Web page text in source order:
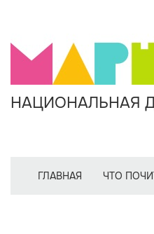
НАЦИОНАЛЬНАЯ
ГЛАВНАЯ ЧТО